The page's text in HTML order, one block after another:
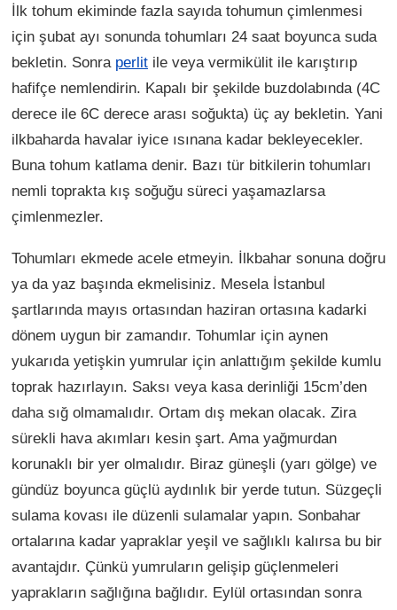
İlk tohum ekiminde fazla sayıda tohumun çimlenmesi
için şubat ayı sonunda tohumları 24 saat boyunca suda
bekletin. Sonra perlit ile veya vermikülit ile karıştırıp
hafifçe nemlendirin. Kapalı bir şekilde buzdolabında (4C
derece ile 6C derece arası soğukta) üç ay bekletin. Yani
ilkbaharda havalar iyice ısınana kadar bekleyecekler.
Buna tohum katlama denir. Bazı tür bitkilerin tohumları
nemli toprakta kış soğuğu süreci yaşamazlarsa
çimlenmezler.
Tohumları ekmede acele etmeyin. İlkbahar sonuna doğru
ya da yaz başında ekmelisiniz. Mesela İstanbul
şartlarında mayıs ortasından haziran ortasına kadarki
dönem uygun bir zamandır. Tohumlar için aynen
yukarıda yetişkin yumrular için anlattığım şekilde kumlu
toprak hazırlayın. Saksı veya kasa derinliği 15cm’den
daha sığ olmamalıdır. Ortam dış mekan olacak. Zira
sürekli hava akımları kesin şart. Ama yağmurdan
korunaklı bir yer olmalıdır. Biraz güneşli (yarı gölge) ve
gündüz boyunca güçlü aydınlık bir yerde tutun. Süzgeçli
sulama kovası ile düzenli sulamalar yapın. Sonbahar
ortalarına kadar yapraklar yeşil ve sağlıklı kalırsa bu bir
avantajdır. Çünkü yumruların gelişip güçlenmeleri
yaprakların sağlığına bağlıdır. Eylül ortasından sonra